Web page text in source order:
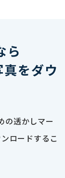
ら
をダウ
の透かしマー
ロードするこ